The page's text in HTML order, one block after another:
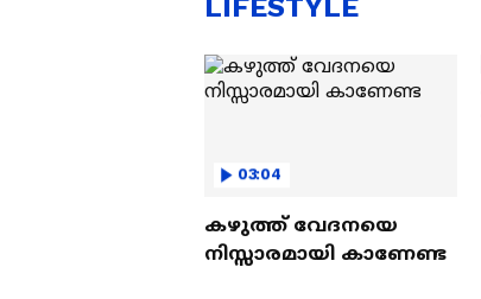
03:04
കഴുത്ത് വേദനയെ
നിസ്സാരമായി കാണേണ്ട